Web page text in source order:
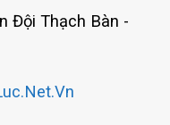
Đội Thạch Bàn -